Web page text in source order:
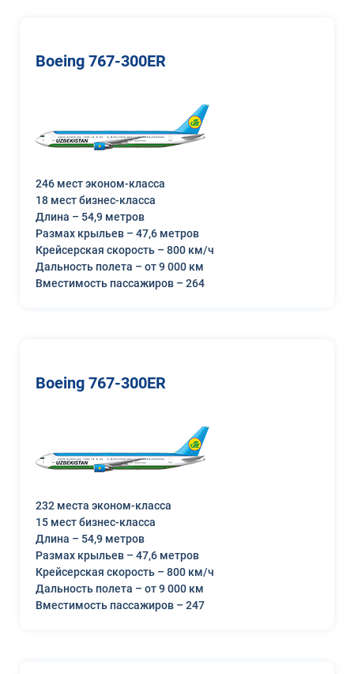
Boeing 767-300ER
246 мест эконом-класса
18 мест бизнес-класса
Длина – 54,9 метров
Размах крыльев – 47,6 метров
Крейсерская скорость – 800 км/ч
Дальность полета – от 9 000 км
Вместимость пассажиров – 264
Boeing 767-300ER
232 места эконом-класса
15 мест бизнес-класса
Длина – 54,9 метров
Размах крыльев – 47,6 метров
Крейсерская скорость – 800 км/ч
Дальность полета – от 9 000 км
Вместимость пассажиров – 247